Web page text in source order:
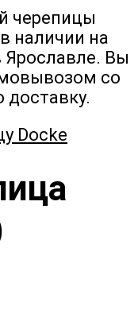
черепицы
наличии на
Ярославле. Вы
со
доставку.
Docke